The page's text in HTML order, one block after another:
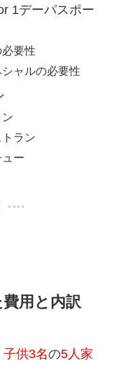
1デーパスポー
要性
ャルの必要性
ラン
ー
用と内訳
子供3名の5人家